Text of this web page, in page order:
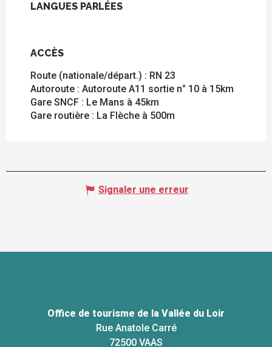
LANGUES PARLÉES
LANGUES PARLÉES
ACCÈS
ACCÈS
Route (nationale/départ.) : RN 23
Autoroute : Autoroute A11 sortie n° 10 à 15km
Gare SNCF : Le Mans à 45km
Gare routière : La Flèche à 500m
Signaler une erreur
Office de tourisme de la Vallée du Loir
Rue Anatole Carré
72500 VAAS